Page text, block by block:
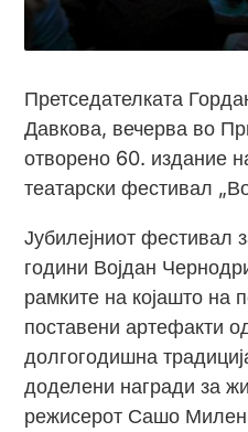
Претседателката
Давкова, вечерва во
отворено 60. издание
театарски фестивал
Јубилејниот фестивал
години Војдан
рамките на којашто на
поставени артефакти
долгогодишна
доделени награди за
режисерот Сашо